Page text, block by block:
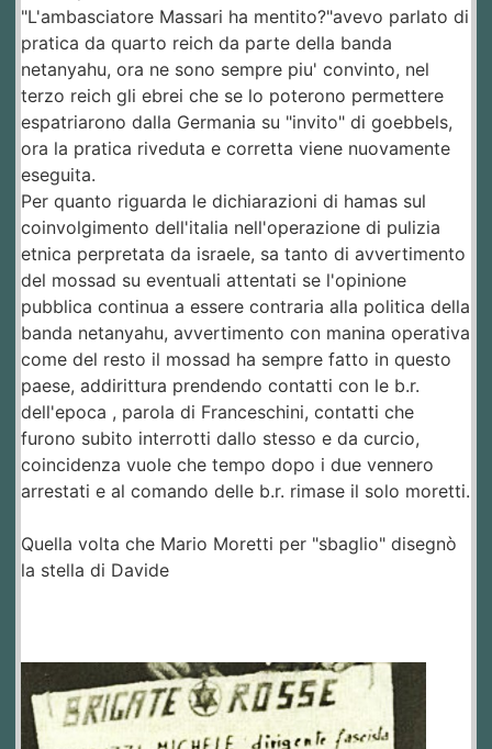
"L'ambasciatore Massari ha mentito?"avevo parlato di
pratica da quarto reich da parte della banda
netanyahu, ora ne sono sempre piu' convinto, nel
terzo reich gli ebrei che se lo poterono permettere
espatriarono dalla Germania su "invito" di goebbels,
ora la pratica riveduta e corretta viene nuovamente
eseguita.
Per quanto riguarda le dichiarazioni di hamas sul
coinvolgimento dell'italia nell'operazione di pulizia
etnica perpretata da israele, sa tanto di avvertimento
del mossad su eventuali attentati se l'opinione
pubblica continua a essere contraria alla politica della
banda netanyahu, avvertimento con manina operativa
come del resto il mossad ha sempre fatto in questo
paese, addirittura prendendo contatti con le b.r.
dell'epoca , parola di Franceschini, contatti che
furono subito interrotti dallo stesso e da curcio,
coincidenza vuole che tempo dopo i due vennero
arrestati e al comando delle b.r. rimase il solo moretti.
Quella volta che Mario Moretti per "sbaglio" disegnò
la stella di Davide